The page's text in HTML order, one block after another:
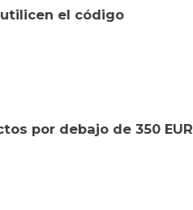
el código
por debajo de 350 EUR